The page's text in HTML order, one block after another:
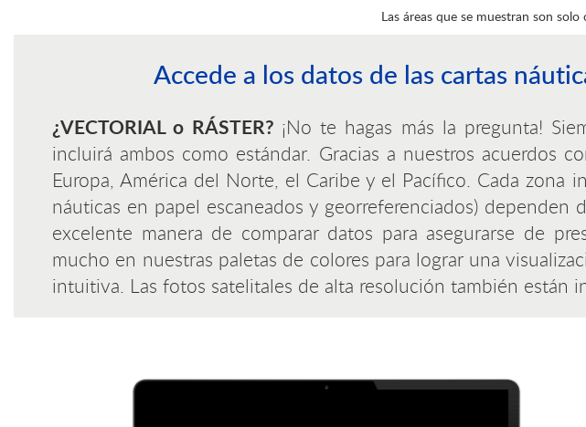
Las áreas que se muestran son
Accede a los datos de las cartas
¿VECTORIAL o RÁSTER? ¡No te hagas más la pregunta!
incluirá ambos como estándar. Gracias a nuestros acuerdos
Europa, América del Norte, el Caribe y el Pacífico. Cada zona
náuticas en papel escaneados y georreferenciados)
excelente manera de comparar datos para asegurarse de
mucho en nuestras paletas de colores para lograr una
intuitiva. Las fotos satelitales de alta resolución también están